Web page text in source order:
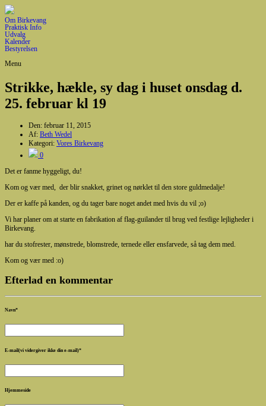
Om Birkevang
Praktisk Info
Udvalg
Kalender
Bestyrelsen
Menu
Strikke, hækle, sy dag i huset onsdag d.
25. februar kl 19
Den: februar 11, 2015
Af: Beth Wedel
Kategori: Vores Birkevang
0
Det er fanme hyggeligt, du!
Kom og vær med, der blir snakket, grinet og nørklet til den store guldmedalje!
Der er kaffe på kanden, og du tager bare noget andet med hvis du vil ;o)
Vi har planer om at starte en fabrikation af flag-guilander til brug ved festlige lejligheder i
Birkevang.
har du stofrester, mønstrede, blomstrede, ternede eller ensfarvede, så tag dem med.
Kom og vær med :o)
Efterlad en kommentar
Navn*
E-mail(vi vidergiver ikke din e-mail)*
Hjemmeside